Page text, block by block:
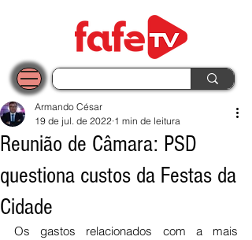
Reunião de Câmara: PSD
questiona custos da Festas da
Cidade
Armando César
19 de jul. de 2022 1 min de leitura
Os gastos relacionados com a mais